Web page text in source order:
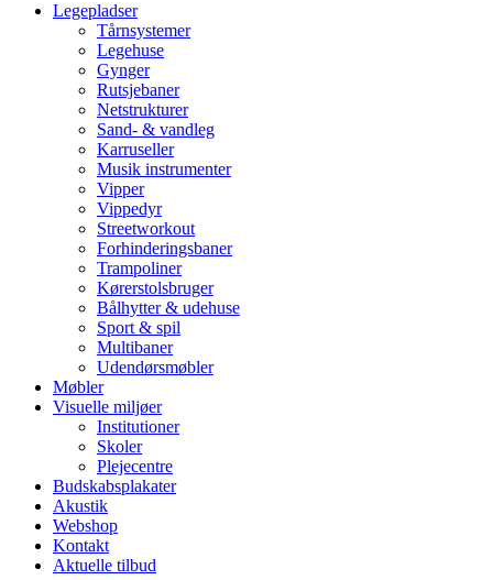
Legepladser
Tårnsystemer
Legehuse
Gynger
Rutsjebaner
Netstrukturer
Sand- & vandleg
Karruseller
Musik instrumenter
Vipper
Vippedyr
Streetworkout
Forhinderingsbaner
Trampoliner
Kørerstolsbruger
Bålhytter & udehuse
Sport & spil
Multibaner
Udendørsmøbler
Møbler
Visuelle miljøer
Institutioner
Skoler
Plejecentre
Budskabsplakater
Akustik
Webshop
Kontakt
Aktuelle tilbud